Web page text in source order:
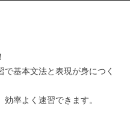
で基本文法と表現が身につく
率よく速習できます。